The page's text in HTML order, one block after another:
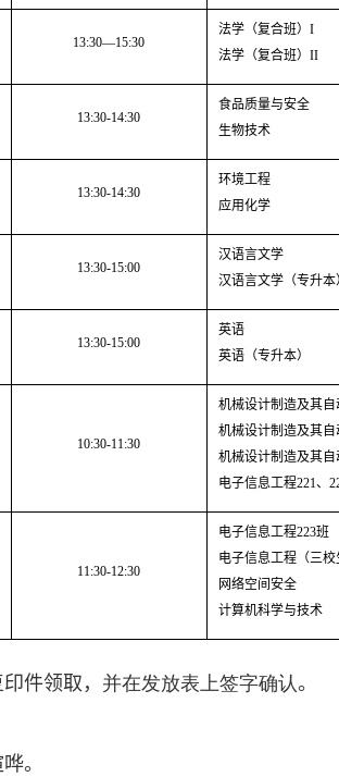
13:30—15:30
法学（复合班） I
法学（复合班） II
13:30-14:30
食品质量与安全
生物技术
13:30-14:30
环境工程
应用化学
13:30-15:00
汉语言文学
汉语言文学（专升本
13:30-15:00
英语
英语（专升本）
10:30-11:30
机械设计制造及其自
机械设计制造及其
机械设计制造及其自
电子信息工程221、
11:30-12:30
电子信息工程223班
电子信息工程（三校
网络空间安全
计算机科学与技术
件领取， 并在发放表上签字确认。
。